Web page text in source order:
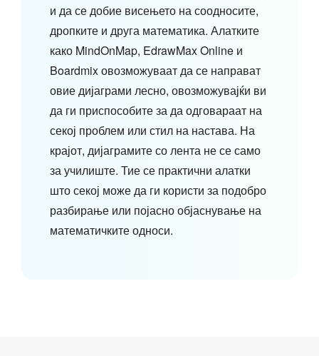
и да се добие висењето на соодносите,
дропките и друга математика. Алатките
како MindOnMap, EdrawMax Online и
Boardmix овозможуваат да се направат
овие дијаграми лесно, овозможувајќи ви
да ги приспособите за да одговараат на
секој проблем или стил на настава. На
крајот, дијаграмите со лента не се само
за училиште. Тие се практични алатки
што секој може да ги користи за подобро
разбирање или појасно објаснување на
математичките односи.